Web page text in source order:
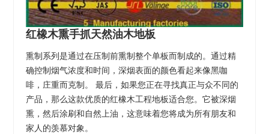
红橡木熏手抓天然油木地板
熏制系列是通过在压制前熏制整个单板而制成的。通过精
确控制烟气浓度和时间，深烟表面的颜色看起来像黑咖
啡，庄重而克制。 最后，如果您正在寻找真正与众不同的
产品，那么这款优质的红橡木工程地板适合您。它被深烟
熏，然后涂刷和自然上油，这意味着您将成为所有朋友和
家人的羡慕对象。